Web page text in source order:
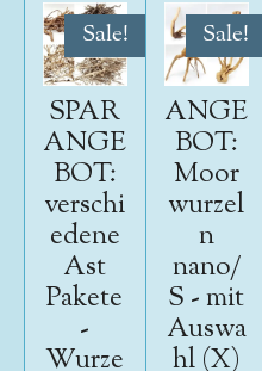
Sale!
SPAR
ANGE
BOT:
verschi
edene
Ast
Pakete
-
Wurze
Sale!
ANGE
BOT:
Moor
wurzel
n
nano/
S - mit
Auswa
hl (X)